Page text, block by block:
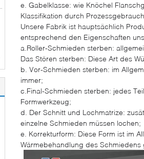
e. Gabelklasse: wie Knöchel
Klassifikation durch
Unsere Fabrik ist hauptsächlich
entsprechend den Eigenschaften
a.Roller-Schmieden sterben:
Das Stören sterben: Diese Art des
b. Vor-Schmieden sterben: im
immer;
c.Final-Schmieden sterben: jedes
Formwerkzeug;
d. Der Schnitt und Lochmatrize:
einzelne Schmieden müssen lochen;
e. Korrekturform: Diese Form ist im
Wärmebehandlung des Schmiedens